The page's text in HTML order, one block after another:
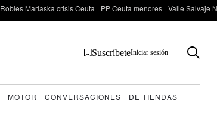
Robles Marlaska crisis Ceuta PP Ceuta menores Valle Salvaje
SuscríbeteIniciar sesión
MOTOR CONVERSACIONES
DE TIENDAS